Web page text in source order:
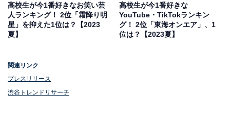
高校生が今1番好きなお笑い芸
人ランキング！ 2位「霜降り明
星」を抑えた1位は？【2023
夏】
高校生が今1番好きな
YouTube・TikTokランキン
グ！ 2位「東海オンエア」、1
位は？【2023夏】
関連リンク
プレスリリース
渋谷トレンドリサーチ